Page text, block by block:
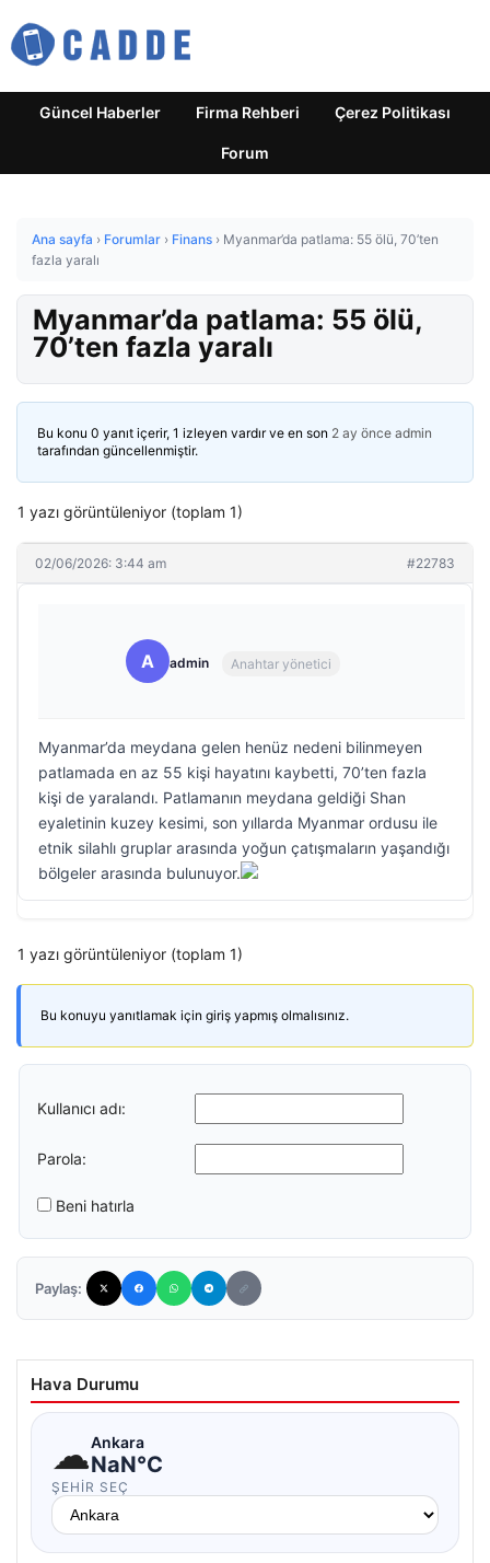
Güncel Haberler Firma Rehberi Çerez Politikası
Forum
Ana sayfa › Forumlar › Finans › Myanmar’da patlama: 55 ölü, 70’ten
fazla yaralı
Myanmar’da patlama: 55 ölü,
70’ten fazla yaralı
Bu konu 0 yanıt içerir, 1 izleyen vardır ve en son 2 ay önce admin
tarafından güncellenmiştir.
1 yazı görüntüleniyor (toplam 1)
02/06/2026: 3:44 am #22783
A admin Anahtar yönetici
Myanmar’da meydana gelen henüz nedeni bilinmeyen
patlamada en az 55 kişi hayatını kaybetti, 70’ten fazla
kişi de yaralandı. Patlamanın meydana geldiği Shan
eyaletinin kuzey kesimi, son yıllarda Myanmar ordusu ile
etnik silahlı gruplar arasında yoğun çatışmaların yaşandığı
bölgeler arasında bulunuyor.
1 yazı görüntüleniyor (toplam 1)
Bu konuyu yanıtlamak için giriş yapmış olmalısınız.
Kullanıcı adı:
Parola:
Beni hatırla
Paylaş:
Hava Durumu
☁Ankara
NaN°C
ŞEHIR SEÇ